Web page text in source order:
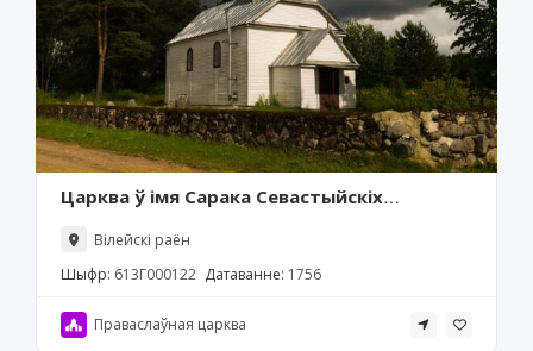
Царква ў імя Сарака Севастыйскіх
Вілейскі раён
Шыфр: 613Г000122 Датаванне: 1756
Праваслаўная царква